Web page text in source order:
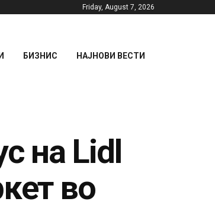
Friday, August 7, 2026
БИЗНИС НАЈНОВИ ВЕСТИ
на Lidl
во